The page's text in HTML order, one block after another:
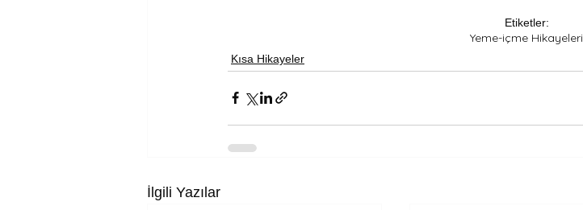
Etiketler:
Yeme-içme Hikayeleri
Kısa Hikayeler
İlgili Yazılar